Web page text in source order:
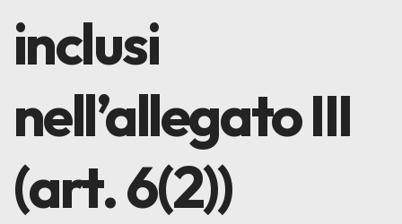
inclusi
nell’allegato III
(art. 6(2))